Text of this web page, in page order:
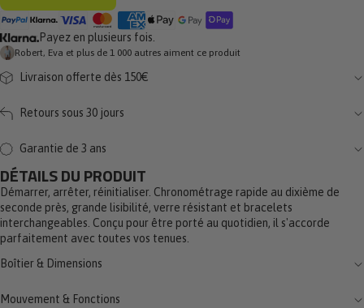
Payez en plusieurs fois.
Robert, Eva et plus de 1 000 autres aiment ce produit
Livraison offerte dès 150€
Retours sous 30 jours
Garantie de 3 ans
DÉTAILS DU PRODUIT
Démarrer, arrêter, réinitialiser. Chronométrage rapide au dixième de
seconde près, grande lisibilité, verre résistant et bracelets
interchangeables. Conçu pour être porté au quotidien, il s'accorde
parfaitement avec toutes vos tenues.
Boîtier & Dimensions
Mouvement & Fonctions